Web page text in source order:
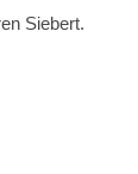
Siebert.